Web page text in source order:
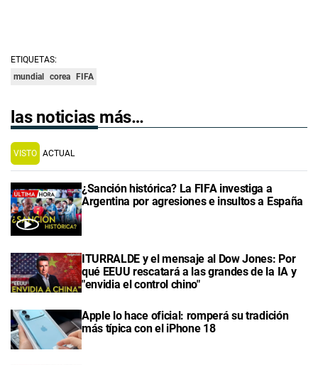
ETIQUETAS:
mundial corea FIFA
las noticias más…
VISTO ACTUAL
¿Sanción histórica? La FIFA investiga a
Argentina por agresiones e insultos a España
ITURRALDE y el mensaje al Dow Jones: Por
qué EEUU rescatará a las grandes de la IA y
"envidia el control chino"
Apple lo hace oficial: romperá su tradición
más típica con el iPhone 18